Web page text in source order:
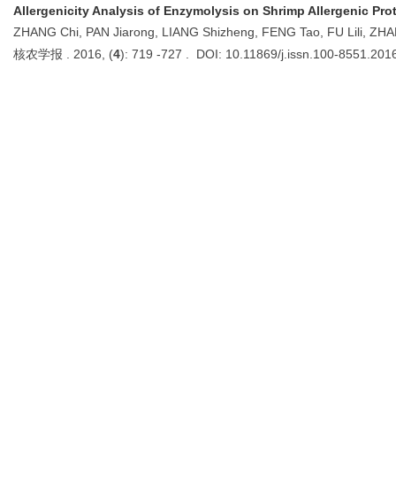
Allergenicity Analysis of Enzymolysis on Shrimp Allergenic
ZHANG Chi, PAN Jiarong, LIANG Shizheng, FENG Tao, FU Lili,
核农学报 . 2016, (4): 719 -727 . DOI: 10.11869/j.issn.100-